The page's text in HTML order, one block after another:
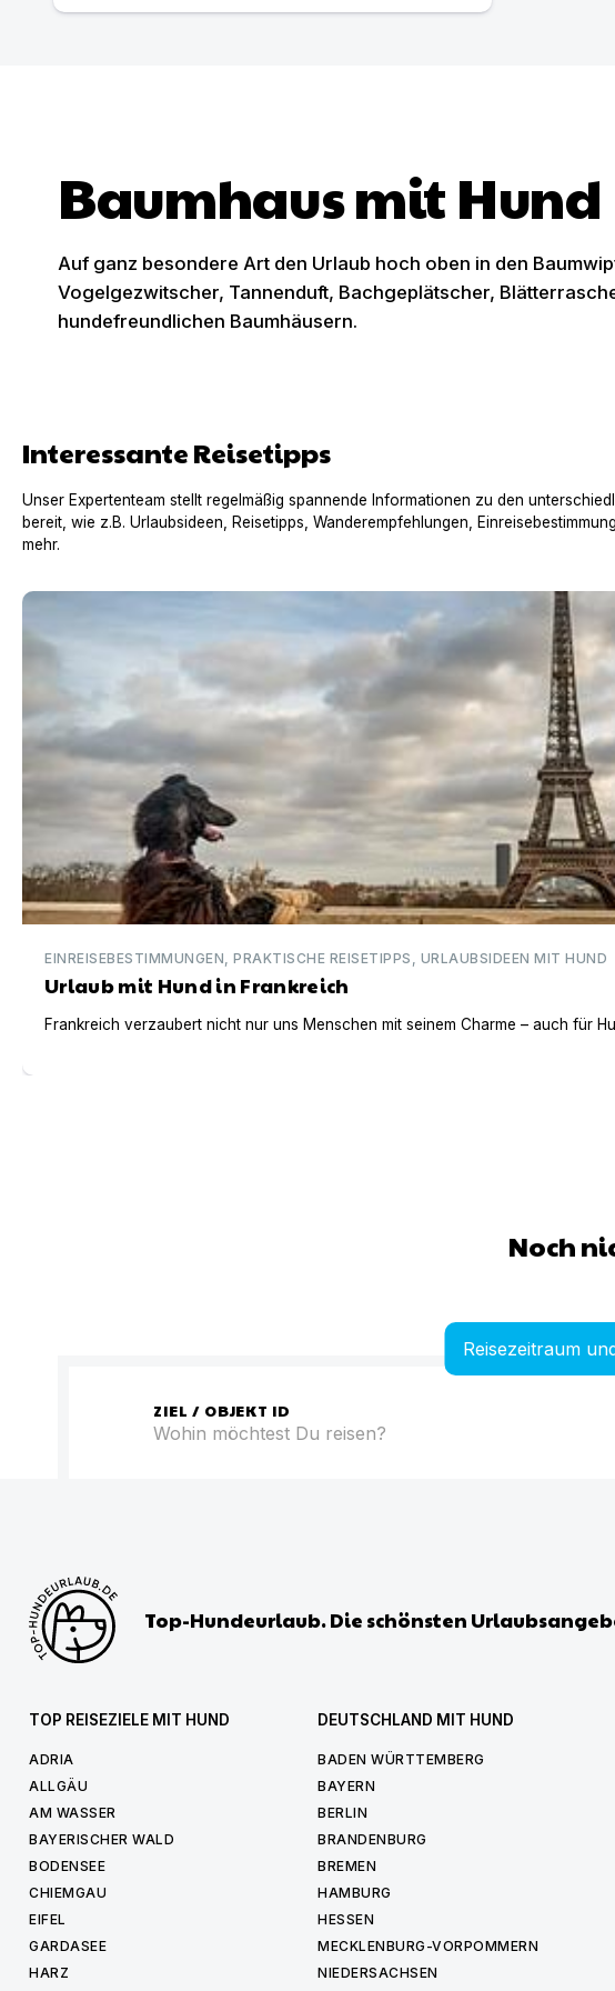
Baumhaus mit Hund
Auf ganz besondere Art den Urlaub hoch oben in den
Vogelgezwitscher, Tannenduft, Bachgeplätscher,
hundefreundlichen Baumhäusern.
Interessante Reisetipps
Unser Expertenteam stellt regelmäßig spannende Informationen zu den
bereit, wie z.B. Urlaubsideen, Reisetipps, Wanderempfehlungen,
mehr.
Urlaub mit Hund in Frankreich
EINREISEBESTIMMUNGEN, PRAKTISCHE REISETIPPS, URLAUBSIDEEN MIT HUND
Urlaub mit Hund in Frankreich
Frankreich verzaubert nicht nur uns Menschen mit seinem Charme – auch für
Noch
Reisezeitraum
ZIEL / OBJEKT ID
Top-Hundeurlaub. Die schönsten
TOP REISEZIELE MIT HUND
ADRIA
ALLGÄU
AM WASSER
BAYERISCHER WALD
BODENSEE
CHIEMGAU
EIFEL
GARDASEE
HARZ
DEUTSCHLAND MIT HUND
BADEN WÜRTTEMBERG
BAYERN
BERLIN
BRANDENBURG
BREMEN
HAMBURG
HESSEN
MECKLENBURG-VORPOMMERN
NIEDERSACHSEN